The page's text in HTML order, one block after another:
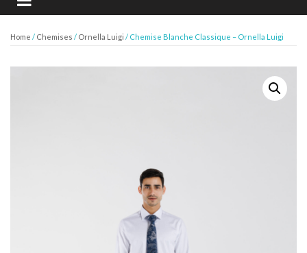
Home / Chemises / Ornella Luigi / Chemise Blanche Classique – Ornella Luigi